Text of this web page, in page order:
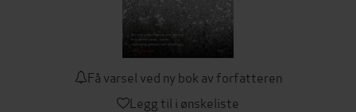
Få varsel ved ny bok av forfatteren
Legg til i ønskeliste